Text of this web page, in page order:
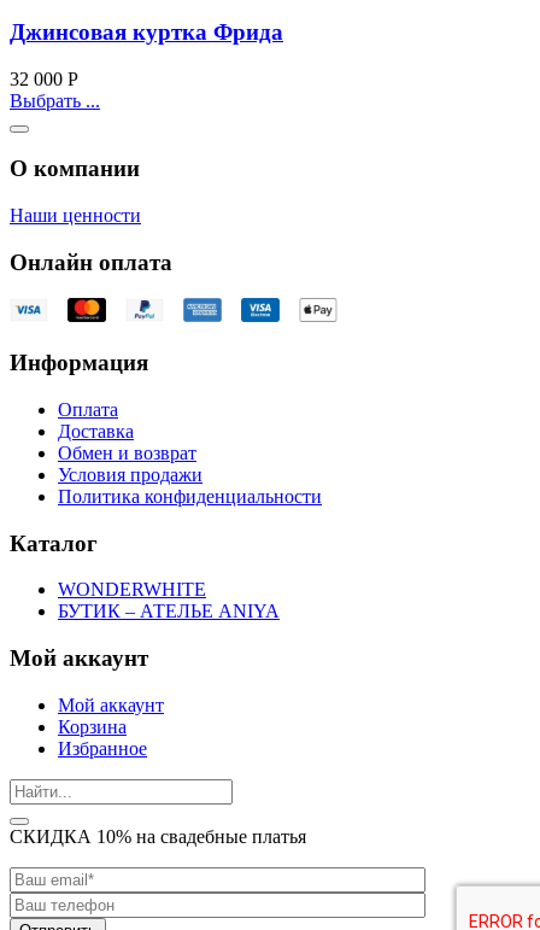
Джинсовая куртка Фрида
32 000 Р
Выбрать ...
О компании
Наши ценности
Онлайн оплата
Информация
Оплата
Доставка
Обмен и возврат
Условия продажи
Политика конфиденциальности
Каталог
WONDERWHITE
БУТИК – АТЕЛЬЕ ANIYA
Мой аккаунт
Мой аккаунт
Корзина
Избранное
СКИДКА 10% на свадебные платья